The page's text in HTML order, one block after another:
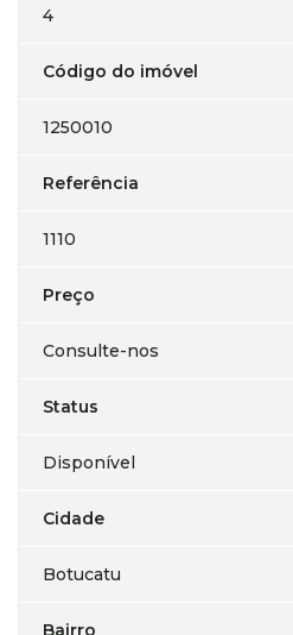
4
Código do imóvel
1250010
Referência
1110
Preço
Consulte-nos
Status
Disponível
Cidade
Botucatu
Bairro